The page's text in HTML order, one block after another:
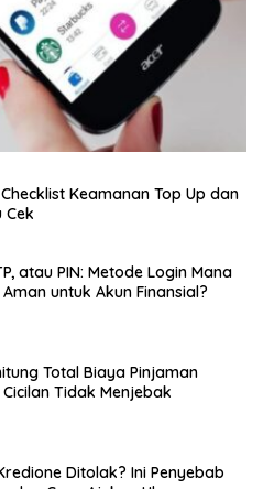
Keamanan Top Up dan
Cek
atau PIN: Metode Login Mana
untuk Akun Finansial?
Total Biaya Pinjaman
Tidak Menjebak
Ditolak? Ini Penyebab